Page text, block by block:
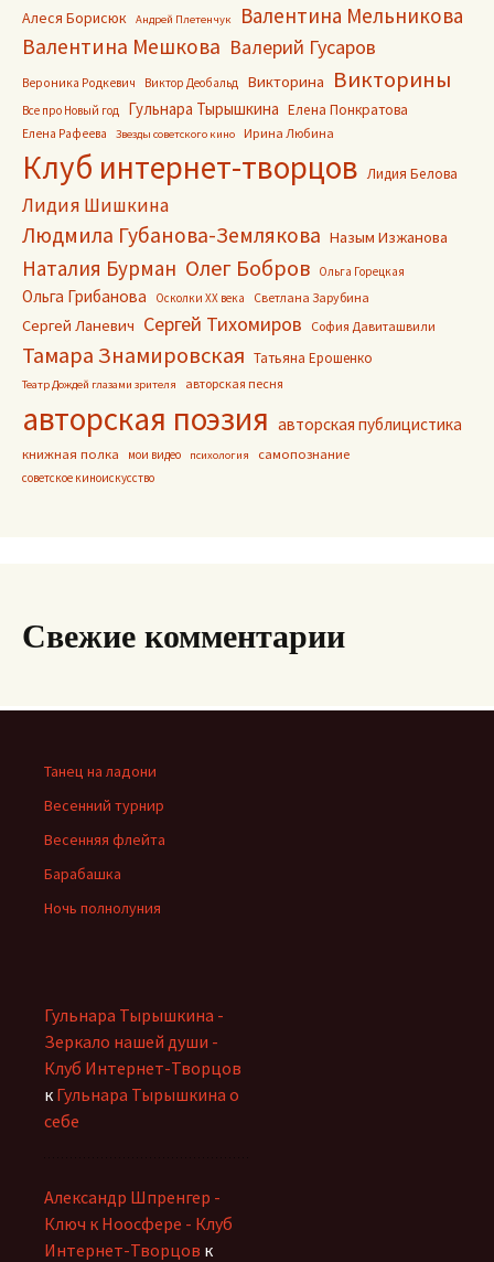
Алеся Борисюк Андрей Плетенчук
Валентина Мельникова
Валентина Мешкова Валерий Гусаров
Вероника Родкевич Виктор Деобальд Викторина Викторины
Все про Новый год Гульнара Тырышкина Елена Понкратова
Елена Рафеева Звезды советского кино Ирина Любина
Клуб интернет-творцов Лидия Белова
Лидия Шишкина
Людмила Губанова-Землякова Назым Изжанова
Наталия Бурман Олег Бобров Ольга Горецкая
Ольга Грибанова Осколки ХХ века Светлана Зарубина
Сергей Ланевич Сергей Тихомиров София Давиташвили
Тамара Знамировская Татьяна Ерошенко
Театр Дождей глазами зрителя авторская песня
авторская поэзия авторская публицистика
книжная полка мои видео психология самопознание
советское киноискусство
Свежие комментарии
Танец на ладони
Весенний турнир
Весенняя флейта
Барабашка
Ночь полнолуния
Гульнара Тырышкина -
Зеркало нашей души -
Клуб Интернет-Творцов
к Гульнара Тырышкина о
себе
Александр Шпренгер -
Ключ к Ноосфере - Клуб
Интернет-Творцов к